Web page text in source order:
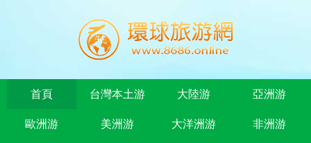
首頁 台灣本土游 大陸游 亞洲游
歐洲游 美洲游 大洋洲游 非洲游